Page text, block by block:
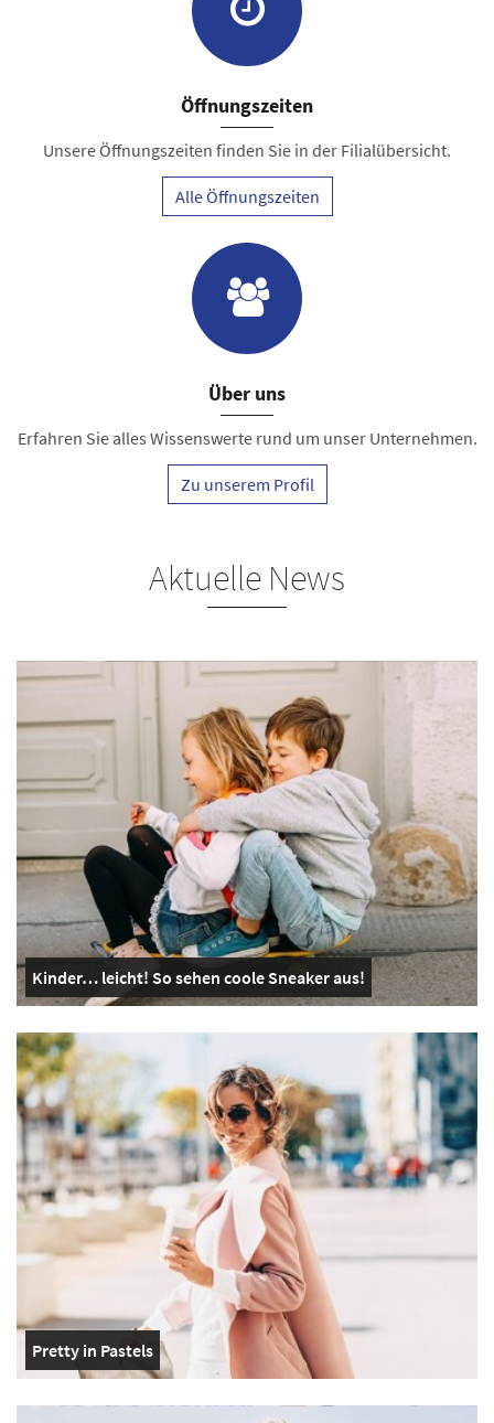
Öffnungszeiten
Unsere Öffnungszeiten finden Sie in der Filialübersicht.
Alle Öffnungszeiten
Über uns
Erfahren Sie alles Wissenswerte rund um unser Unternehmen.
Zu unserem Profil
Aktuelle News
Kinder… leicht! So sehen coole Sneaker aus!
Pretty in Pastels